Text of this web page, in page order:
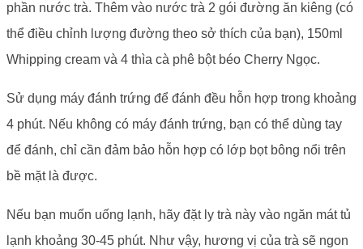
phần nước trà. Thêm vào nước trà 2 gói đường ăn kiêng (có
thể điều chỉnh lượng đường theo sở thích của bạn), 150ml
Whipping cream và 4 thìa cà phê bột béo Cherry Ngọc.
Sử dụng máy đánh trứng để đánh đều hỗn hợp trong khoảng
4 phút. Nếu không có máy đánh trứng, bạn có thể dùng tay
để đánh, chỉ cần đảm bảo hỗn hợp có lớp bọt bông nổi trên
bề mặt là được.
Nếu bạn muốn uống lạnh, hãy đặt ly trà này vào ngăn mát tủ
lạnh khoảng 30-45 phút. Như vậy, hương vị của trà sẽ ngon